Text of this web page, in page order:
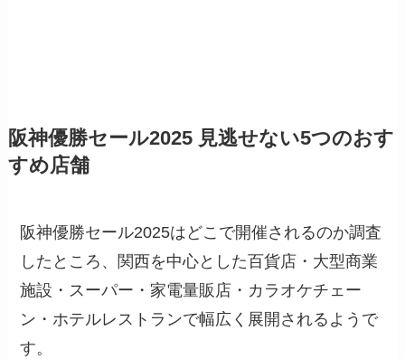
阪神優勝セール2025 見逃せない5つのおす
すめ店舗
阪神優勝セール2025はどこで開催されるのか調査
したところ、関西を中心とした百貨店・大型商業
施設・スーパー・家電量販店・カラオケチェー
ン・ホテルレストランで幅広く展開されるようで
す。